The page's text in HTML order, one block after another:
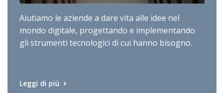
Aiutiamo le aziende a dare vita alle idee nel
mondo digitale, progettando e implementando
gli strumenti tecnologici di cui hanno bisogno.
Leggi di piú